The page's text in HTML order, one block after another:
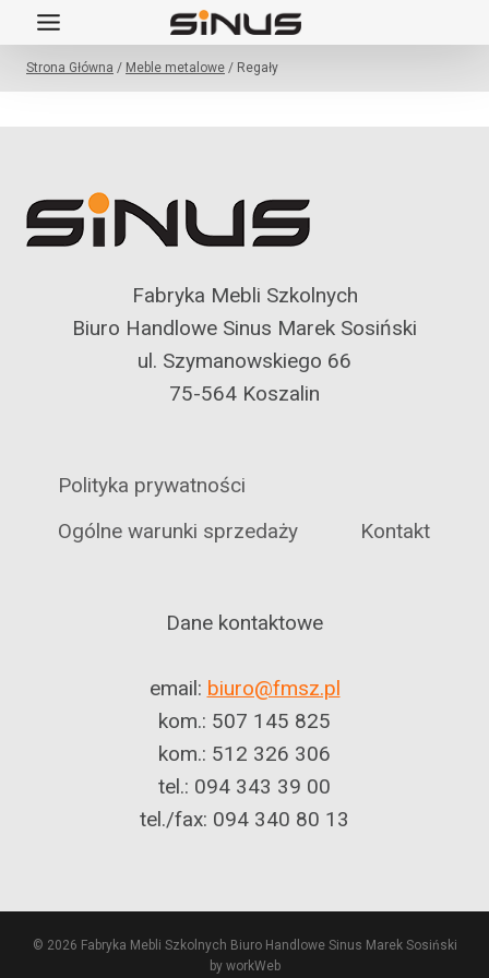
Przejdź
do
treściStrona Główna / Meble metalowe / Regały
Fabryka Mebli Szkolnych
Biuro Handlowe Sinus Marek Sosiński
ul. Szymanowskiego 66
75-564 Koszalin
Polityka prywatności
Ogólne warunki sprzedaży
Kontakt
Dane kontaktowe
email: biuro@fmsz.pl
kom.: 507 145 825
kom.: 512 326 306
tel.: 094 343 39 00
tel./fax: 094 340 80 13
© 2026 Fabryka Mebli Szkolnych Biuro Handlowe Sinus Marek Sosiński
by workWeb